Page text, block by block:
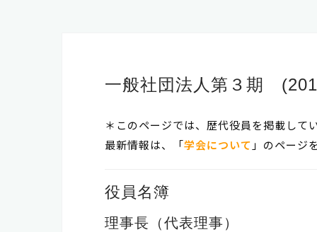
一般社団法人第３期
＊このページでは、歴代役員を掲載して
最新情報は、「学会について 」のページ
役員名簿
理事長（代表理事）